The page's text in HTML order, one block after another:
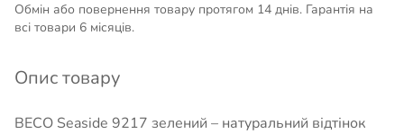
Обмін або повернення товару протягом 14 днів. Гарантія на
всі товари 6 місяців.
Опис товару
BECO Seaside 9217 зелений – натуральний відтінок